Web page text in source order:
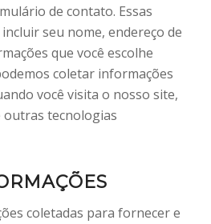
de contato. Essas
seu nome, endereço de
que você escolhe
coletar informações
você visita o nosso site,
outras tecnologias
coletadas para fornecer e